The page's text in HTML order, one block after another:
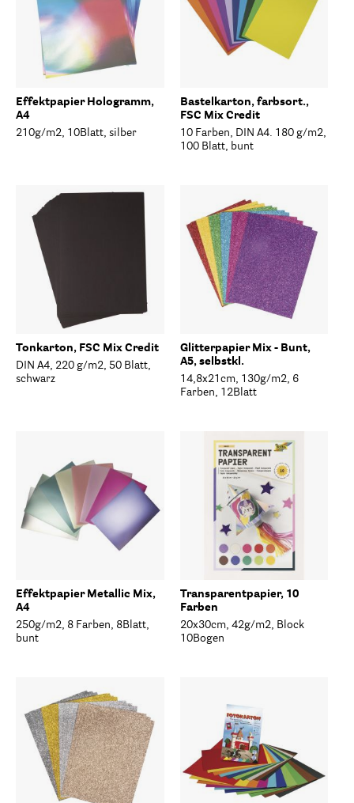
Effektpapier Hologramm,
A4
210g/m2, 10Blatt, silber
Bastelkarton, farbsort.,
FSC Mix Credit
10 Farben, DIN A4. 180 g/m2,
100 Blatt, bunt
Tonkarton, FSC Mix Credit
DIN A4, 220 g/m2, 50 Blatt,
schwarz
Glitterpapier Mix - Bunt,
A5, selbstkl.
14,8x21cm, 130g/m2, 6
Farben, 12Blatt
Effektpapier Metallic Mix,
A4
250g/m2, 8 Farben, 8Blatt,
bunt
Transparentpapier, 10
Farben
20x30cm, 42g/m2, Block
10Bogen